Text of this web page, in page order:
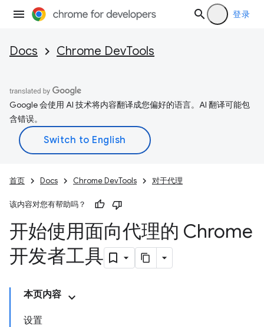
登录
Docs Chrome DevTools
Google 会使用 AI 技术将内容翻译成您偏好的语言。AI 翻译可能包
含错误。
首页 Docs Chrome DevTools 对于代理
该内容对您有帮助吗？
开始使用面向代理的 Chrome
开发者工具
本页内容
设置